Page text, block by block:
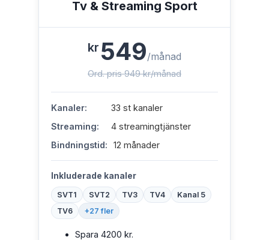
Tv & Streaming Sport
kr 549/månad
Ord. pris 949 kr/månad
Kanaler:
33 st kanaler
Streaming:
4 streamingtjänster
Bindningstid:
12 månader
Inkluderade kanaler
SVT1 SVT2 TV3 TV4
Kanal 5
TV6
+27 fler
Spara 4200 kr.